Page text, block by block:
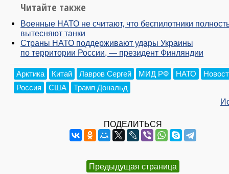
Читайте также
Военные НАТО не считают, что беспилотники
вытесняют танки
Страны НАТО поддерживают удары Украины
по территории России, — президент Финляндии
Арктика Китай Лавров Сергей МИД РФ НАТО
Россия
США Трамп Дональд
ПОДЕЛИТЬСЯ
Предыдущая страница